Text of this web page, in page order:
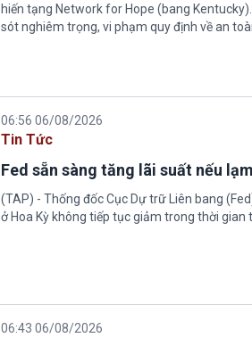
hiến tạng Network for Hope (bang
sót nghiêm trọng, vi phạm quy định về an
06:56 06/08/2026
Tin Tức
Fed sẵn sàng tăng lãi suất nếu
(TAP) - Thống đốc Cục Dự trữ Liên bang
ở Hoa Kỳ không tiếp tục giảm trong thời gian
06:43 06/08/2026